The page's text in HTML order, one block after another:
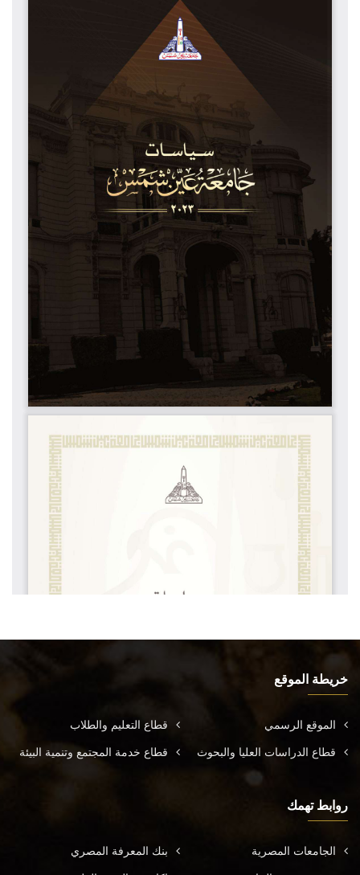
خريطة الموقع
الموقع الرسمي قطاع التعليم والطلاب
قطاع الدراسات العليا والبحوث قطاع خدمة المجتمع وتنمية البيئة
روابط تهمك
الجامعات المصرية بنك المعرفة المصري